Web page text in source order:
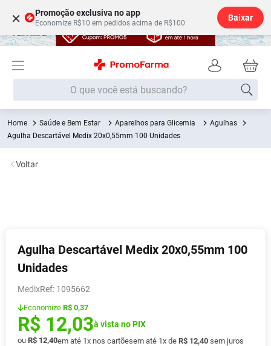
× Promoção exclusiva no app
Economize R$10 em pedidos acima de R$100
Baixar
O que você está buscando?
Saúde e Bem Estar Aparelhos para Glicemia
Agulhas
Agulha Descartável Medix 20x0,55mm 100 Unidades
Agulha Descartável Medix 20x0,55mm 100
Unidades
Medix : 1095662
Economize R$ 0,37
R$ 12,03à vista no PIX
ou R$ 12,40em até 1x nos cartõesem até 1x de R$ 12,40 sem juros
Voltar
Termos mais buscados
1º Fralda
2
5º Fralda G
6º Desodorante
7º Shampoo
8º Absorvente
9º Pampers Confort Sec
10 Lavitan